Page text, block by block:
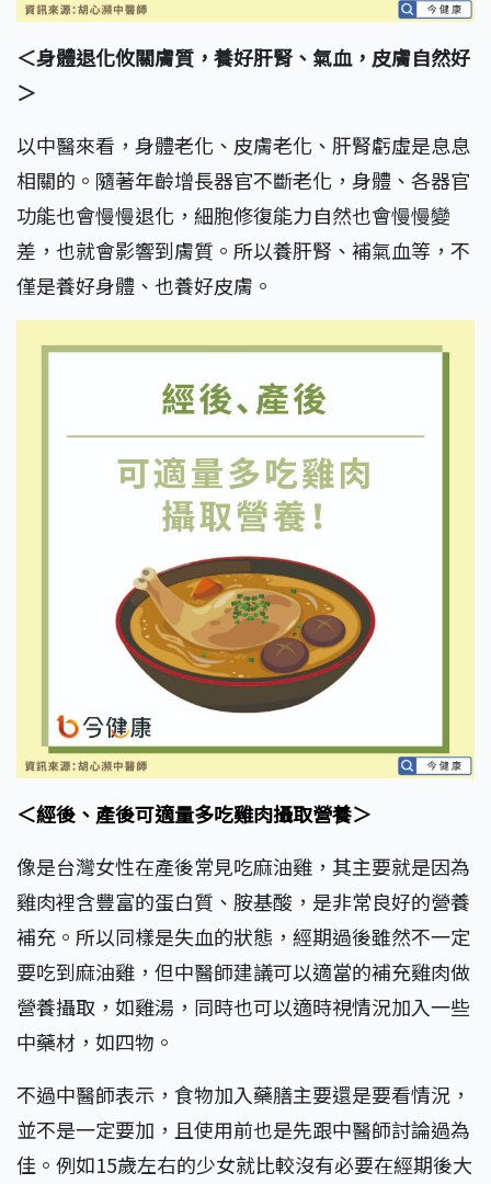
＜身體退化攸關膚質，養好肝腎、氣血，皮膚自然好
＞
以中醫來看，身體老化、皮膚老化、肝腎虧虛是息息
相關的。隨著年齡增長器官不斷老化，身體、各器官
功能也會慢慢退化，細胞修復能力自然也會慢慢變
差，也就會影響到膚質。所以養肝腎、補氣血等，不
僅是養好身體、也養好皮膚。
＜經後、產後可適量多吃雞肉攝取營養＞
像是台灣女性在產後常見吃麻油雞，其主要就是因為
雞肉裡含豐富的蛋白質、胺基酸，是非常良好的營養
補充。所以同樣是失血的狀態，經期過後雖然不一定
要吃到麻油雞，但中醫師建議可以適當的補充雞肉做
營養攝取，如雞湯，同時也可以適時視情況加入一些
中藥材，如四物。
不過中醫師表示，食物加入藥膳主要還是要看情況，
並不是一定要加，且使用前也是先跟中醫師討論過為
佳。例如15歲左右的少女就比較沒有必要在經期後大